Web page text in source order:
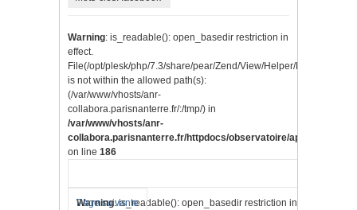
Warning: is_readable(): open_basedir restriction in
effect.
File(/opt/plesk/php/7.3/share/pear/Zend/View/Helper/Navigation/
is not within the allowed path(s):
(/var/www/vhosts/anr-
collabora.parisnanterre.fr/:/tmp/) in
/var/www/vhosts/anr-
collabora.parisnanterre.fr/httpdocs/observatoire/application/
on line 186
Warning: is_readable(): open_basedir restriction in effect.
Page suivante